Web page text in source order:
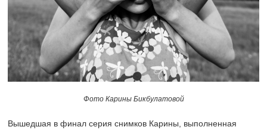
Фото Карины Бикбулатовой
Вышедшая в финал серия снимков Карины, выполненная